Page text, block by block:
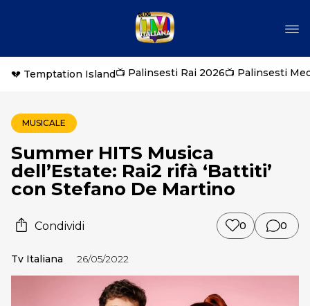
💔 Temptation Island📺 Palinsesti Rai 2026📺 Palinsesti
MUSICALE
Summer HITS Musica
dell’Estate: Rai2 rifà ‘Battiti’
con Stefano De Martino
Condividi 0 0
Tv Italiana 26/05/2022